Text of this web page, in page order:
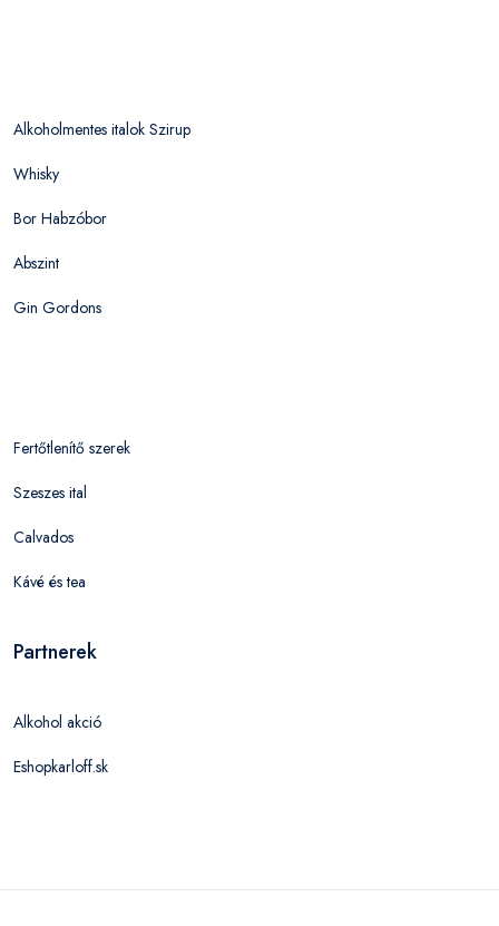
Alkoholmentes italok Szirup
Whisky
Bor Habzóbor
Abszint
Gin Gordons
Fertőtlenítő szerek
Szeszes ital
Calvados
Kávé és tea
Partnerek
Alkohol akció
Eshopkarloff.sk